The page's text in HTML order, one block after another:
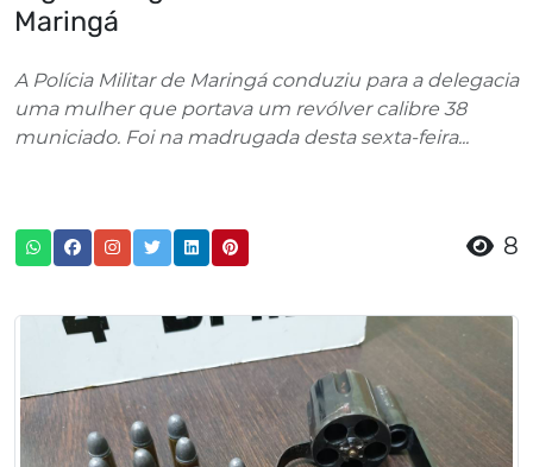
Maringá
A Polícia Militar de Maringá conduziu para a delegacia
uma mulher que portava um revólver calibre 38
municiado. Foi na madrugada desta sexta-feira...
8